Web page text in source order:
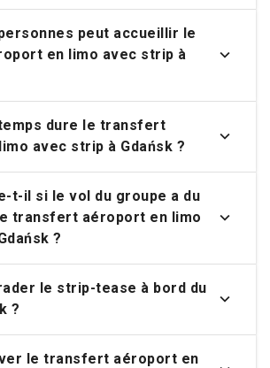
peut accueillir le
en limo avec strip à
dure le transfert
avec strip à Gdańsk ?
t-il si le vol du groupe a du
transfert aéroport en limo
?
le strip-tease à bord du
?
le transfert aéroport en